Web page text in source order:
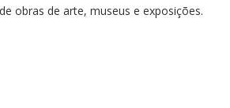
obras de arte, museus e exposições.